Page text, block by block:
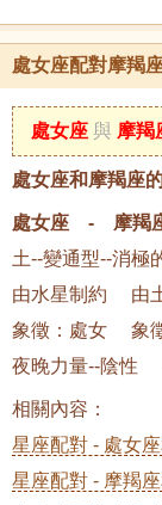
處女座配對摩羯
處女座 與 摩羯
處女座和摩羯座
處女座 - 摩羯
土--變通型--消
由水星制約 由
象徵：處女 象
夜晚力量--陰性
相關內容：
星座配對 - 處女
星座配對 - 摩羯